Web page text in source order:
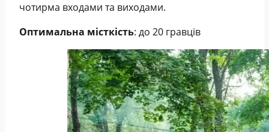
чотирма входами та виходами.
Оптимальна місткість: до 20 гравців